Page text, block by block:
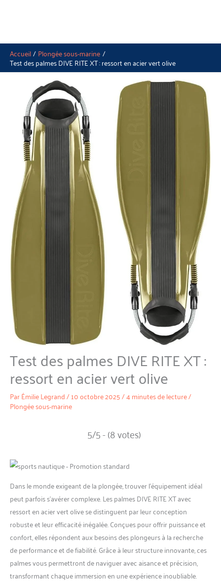
Accueil Plongée sous-marine
Test des palmes DIVE RITE XT : ressort en acier vert olive
Test des palmes DIVE RITE XT :
ressort en acier vert olive
ParÉmilie Legrand/10 octobre 2025/4 minutes de lecture/
Plongée sous-marine
5/5 - (8 votes)
Dans le monde exigeant de la plongée, trouver l’équipement idéal
peut parfois s’avérer complexe. Les palmes DIVE RITE XT avec
ressort en acier vert olive se distinguent par leur conception
robuste et leur efficacité inégalée. Conçues pour offrir puissance et
confort, elles répondent aux besoins des plongeurs à la recherche
de performance et de fiabilité. Grâce à leur structure innovante, ces
palmes vous permettront de naviguer avec aisance et précision,
transformant chaque immersion en une expérience inoubliable.